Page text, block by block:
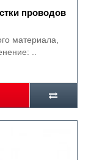
проводов
материала,
..